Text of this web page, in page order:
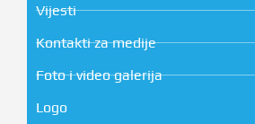
Vijesti
Kontakti za medije
Foto i video galerija
Logo